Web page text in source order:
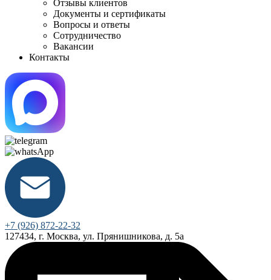
Отзывы клиентов
Документы и сертификаты
Вопросы и ответы
Сотрудничество
Вакансии
Контакты
+7 (926) 872-22-32
127434, г. Москва, ул. Прянишникова, д. 5а